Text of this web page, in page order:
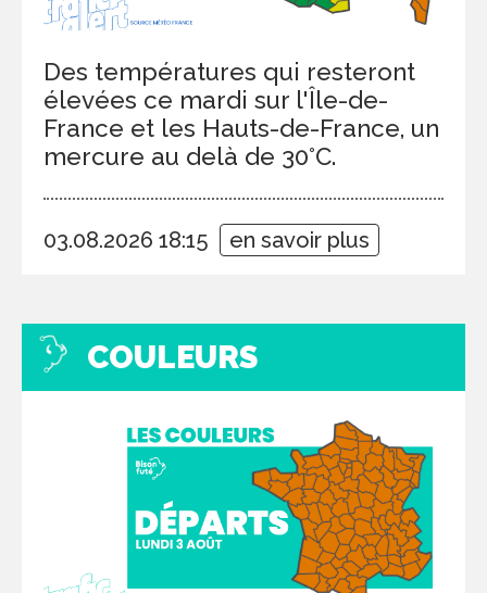
Des températures qui resteront
élevées ce mardi sur l'Île-de-
France et les Hauts-de-France, un
mercure au delà de 30°C.
03.08.2026 18:15 en savoir plus
COULEURS